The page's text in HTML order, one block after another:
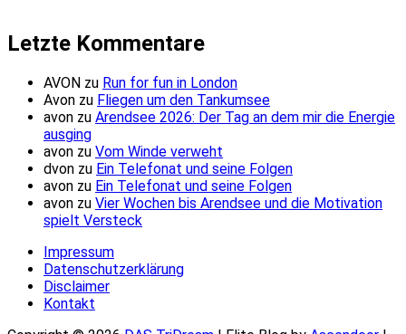
Letzte Kommentare
AVON zu Run for fun in London
Avon zu Fliegen um den Tankumsee
avon zu Arendsee 2026: Der Tag an dem mir die Energie
ausging
avon zu Vom Winde verweht
dvon zu Ein Telefonat und seine Folgen
avon zu Ein Telefonat und seine Folgen
avon zu Vier Wochen bis Arendsee und die Motivation
spielt Versteck
Impressum
Datenschutzerklärung
Disclaimer
Kontakt